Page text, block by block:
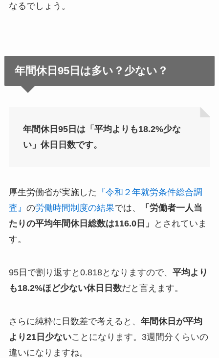
なるでしょう。
年間休日95日は多い？少ない？
年間休日95日は「平均よりも18.2%少な
い」休日日数です。
厚生労働省が実施した 『令和２年就労条件総合調
査』 の労働時間制度の結果では、
「労働者一人当
たりの平均年間休日総数は116.0日」
とされていま
す。
95日で割り返すと0.818となりますので、 平均より
も18.2%ほど少ない休日日数だと言えます。
さらに純粋に日数差で考えると、 年間休日が平均
より21日少ないことになります。3週間分くらいの
違いになりますね。